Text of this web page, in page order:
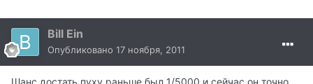
Bill Ein
Опубликовано 17 ноября, 2011